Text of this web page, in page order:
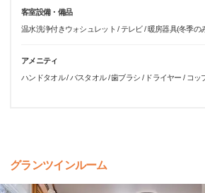
客室設備・備品
温水洗浄付きウォシュレット / テレビ / 暖房器具(冬季の
アメニティ
ハンドタオル / バスタオル / 歯ブラシ / ドライヤー / コッ
グランツインルーム